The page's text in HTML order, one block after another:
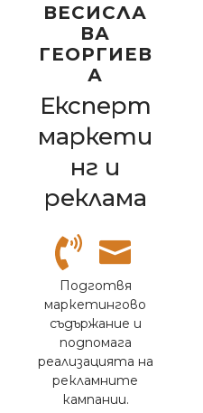
ВЕСИСЛА
ВА
ГЕОРГИЕВ
А
Експерт
маркети
нг и
реклама
Подготвя
маркетингово
съдържание и
подпомага
реализацията на
рекламните
кампании.